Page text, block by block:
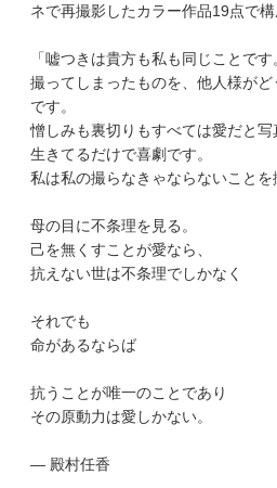
ネで再撮影したカラー作品19点で構
「嘘つきは貴方も私も同じことです
撮ってしまったものを、他人様が
です。
憎しみも裏切りもすべては愛だと写
生きてるだけで喜劇です。
私は私の撮らなきゃならないことを
母の目に不条理を見る。
己を無くすことが愛なら、
抗えない世は不条理でしかなく
それでも
命があるならば
抗うことが唯一のことであり
その原動力は愛しかない。
― 殿村任香